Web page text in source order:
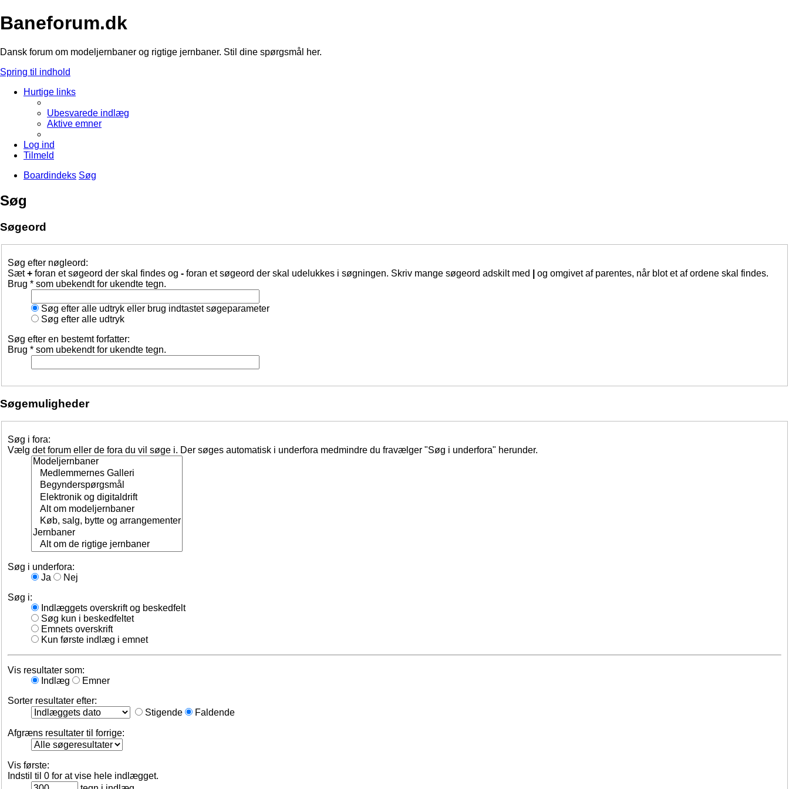
Baneforum.dk
Dansk forum om modeljernbaner og rigtige jernbaner. Stil dine spørgsmål her.
Spring til indhold
Hurtige links
Ubesvarede indlæg
Aktive emner
Log ind
Tilmeld
Boardindeks Søg
Søg
Søgeord
Søg efter nøgleord:
Sæt+ foran et søgeord der skal findes og - foran et søgeord der skal udelukkes i søgningen. Skriv mange søgeord adskilt med
og omgivet af parentes, når blot et af ordene skal findes.
Brug * som ubekendt for ukendte tegn.
Søg efter alle udtryk eller brug indtastet søgeparameter
Søg efter alle udtryk
Søg efter en bestemt forfatter:
Brug * som ubekendt for ukendte tegn.
Søgemuligheder
Søg i fora:
Vælg det forum eller de fora du vil søge i. Der søges automatisk i underfora medmindre du fravælger "Søg i underfora" herunder.
Søg i underfora:
Ja
Nej
Søg i:
Indlæggets overskrift og beskedfelt
Søg kun i beskedfeltet
Emnets overskrift
Kun første indlæg i emnet
Vis resultater som:
Indlæg
Emner
Sorter resultater efter:
Stigende
Faldende
Afgræns resultater til forrige:
Vis første:
Indstil til 0 for at vise hele indlægget.